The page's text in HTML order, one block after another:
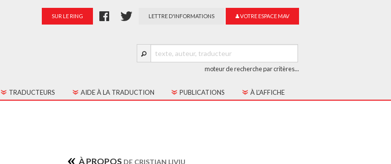
SUR LE RING LETTRE D'INFORMATIONS VOTRE ESPACE MAV
moteur de recherche par critères...
TRADUCTEURS AIDE À LA TRADUCTION PUBLICATIONS À L'AFFICHE
À PROPOS DE CRISTIAN LIVIU